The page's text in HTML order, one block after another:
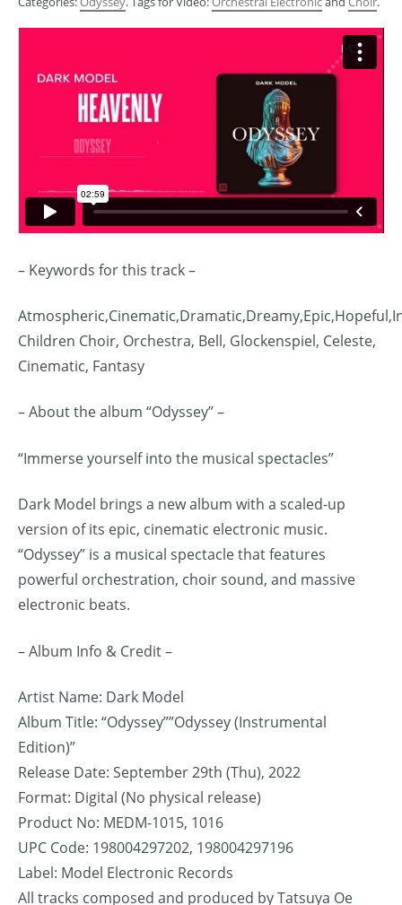
– Keywords for this track –
Children Choir, Orchestra, Bell, Glockenspiel, Celeste,
Cinematic, Fantasy
– About the album “Odyssey” –
“Immerse yourself into the musical spectacles”
Dark Model brings a new album with a scaled-up
version of its epic, cinematic electronic music.
“Odyssey” is a musical spectacle that features
powerful orchestration, choir sound, and massive
electronic beats.
– Album Info & Credit –
Artist Name: Dark Model
Album Title: “Odyssey””Odyssey (Instrumental
Edition)”
Release Date: September 29th (Thu), 2022
Format: Digital (No physical release)
Product No: MEDM-1015, 1016
UPC Code: 198004297202, 198004297196
Label: Model Electronic Records
All tracks composed and produced by Tatsuya Oe